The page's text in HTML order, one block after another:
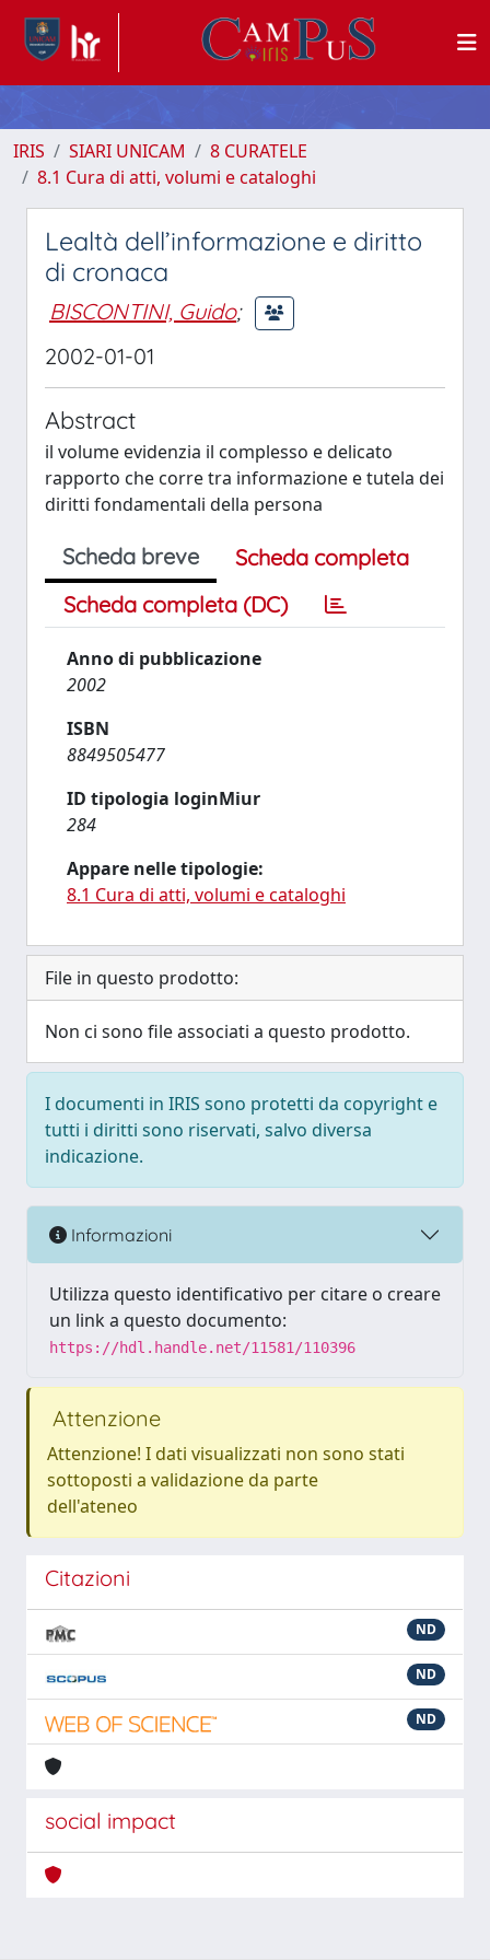
IRIS SIARI UNICAM
8 CURATELE
8.1 Cura di atti, volumi e cataloghi
Lealtà dell’informazione e diritto
di cronaca
BISCONTINI, Guido;
2002-01-01
Abstract
il volume evidenzia il complesso e delicato
rapporto che corre tra informazione e tutela dei
diritti fondamentali della persona
Scheda breve
Scheda completa
Scheda completa (DC)
Anno di pubblicazione
2002
ISBN
8849505477
ID tipologia loginMiur
284
Appare nelle tipologie:
8.1 Cura di atti, volumi e cataloghi
File in questo prodotto:
Non ci sono file associati a questo prodotto.
I documenti in IRIS sono protetti da copyright e
tutti i diritti sono riservati, salvo diversa
indicazione.
Informazioni
Utilizza questo identificativo per citare o creare
un link a questo documento:
https://hdl.handle.net/11581/110396
Attenzione
Attenzione! I dati visualizzati non sono stati
sottoposti a validazione da parte
dell'ateneo
Citazioni
ND
ND
ND
social impact